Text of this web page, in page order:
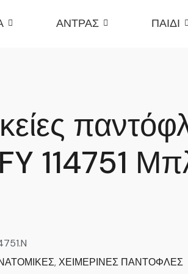
ΑΝΤΡΑΣ ΠΑΙΔΙ
114751
,ΧΕΙΜΕΡΙΝΕΣ ΠΑΝΤΟΦΛΕΣ